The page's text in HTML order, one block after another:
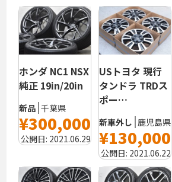
ホンダ NC1 NSX
純正 19in/20in
新品 千葉県
¥300,000
公開日: 2021.06.29
USトヨタ 現行
タンドラ TRDス
ポー…
新車外し 鹿児島県
¥130,000
公開日: 2021.06.22